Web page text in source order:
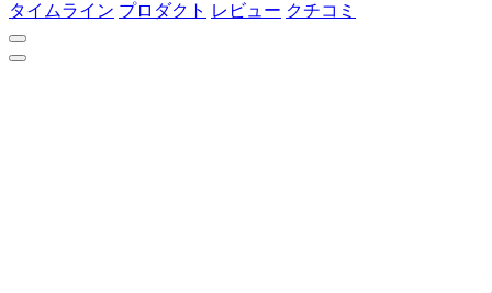
タイムライン プロダクト レビュー クチコミ